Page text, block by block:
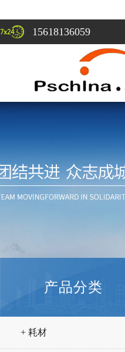
15618136059
产品分类
+ 耗材